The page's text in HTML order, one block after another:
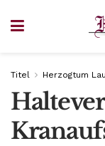
Titel Herzogtum